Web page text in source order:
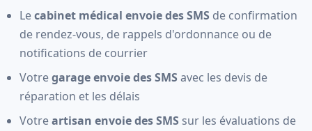
Lecabinet médical envoie des SMS de confirmation
de rendez-vous, de rappels d'ordonnance ou de
notifications de courrier
Votregarage envoie des SMS avec les devis de
réparation et les délais
Votreartisan envoie des SMS sur les évaluations de